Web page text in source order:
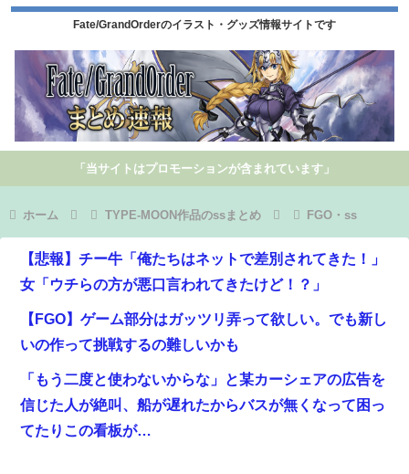
Fate/GrandOrderのイラスト・グッズ情報サイトです
「当サイトはプロモーションが含まれています」
ホーム TYPE-MOON作品のssまとめ FGO・ss
【悲報】チー牛「俺たちはネットで差別されてきた！」
女「ウチらの方が悪口言われてきたけど！？」
【FGO】ゲーム部分はガッツリ弄って欲しい。でも新し
いの作って挑戦するの難しいかも
「もう二度と使わないからな」と某カーシェアの広告を
信じた人が絶叫、船が遅れたからバスが無くなって困っ
てたりこの看板が…